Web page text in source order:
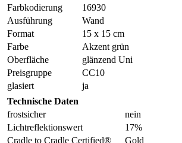
Farbkodierung
16930
Ausführung
Wand
Format
15 x 15 cm
Farbe
Akzent grün
Oberfläche
glänzend Uni
Preisgruppe
CC10
glasiert
ja
Technische Daten
frostsicher
nein
Lichtreflektionswert
17%
Cradle to Cradle Certified®
Gold